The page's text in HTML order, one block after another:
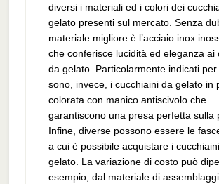
diversi i materiali ed i colori dei
gelato presenti sul mercato. Senza
materiale migliore è l’acciaio inox
che conferisce lucidità ed eleganza ai
da gelato. Particolarmente indicati
sono, invece, i cucchiaini da gelato in
colorata con manico antiscivolo che
garantiscono una presa perfetta sulla
Infine, diverse possono essere le
a cui è possibile acquistare i
gelato. La variazione di costo può
esempio, dal materiale di